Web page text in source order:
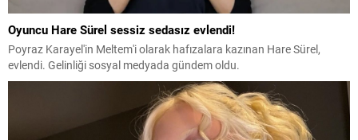
Oyuncu Hare Sürel sessiz sedasız evlendi!
Poyraz Karayel'in Meltem'i olarak hafızalara kazınan Hare Sürel,
evlendi. Gelinliği sosyal medyada gündem oldu.